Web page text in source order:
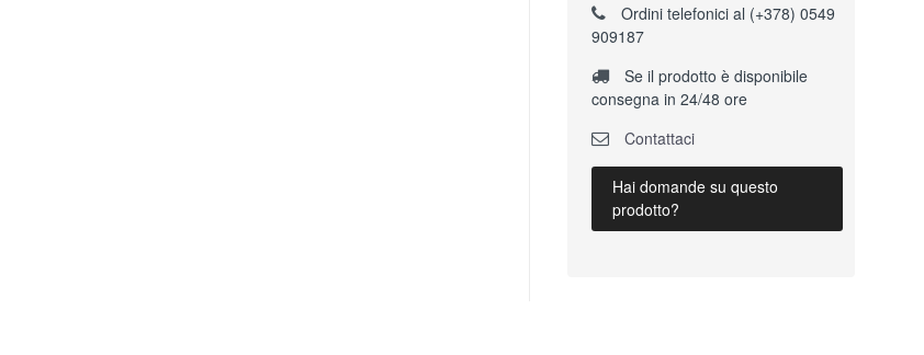
Ordini telefonici al (+378) 0549
909187
Se il prodotto è disponibile
consegna in 24/48 ore
Contattaci
Hai domande su questo
prodotto?